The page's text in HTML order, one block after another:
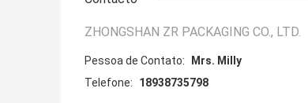
ZHONGSHAN ZR PACKAGING CO., LTD.
Pessoa de Contato:
Mrs. Milly
Telefone:
18938735798